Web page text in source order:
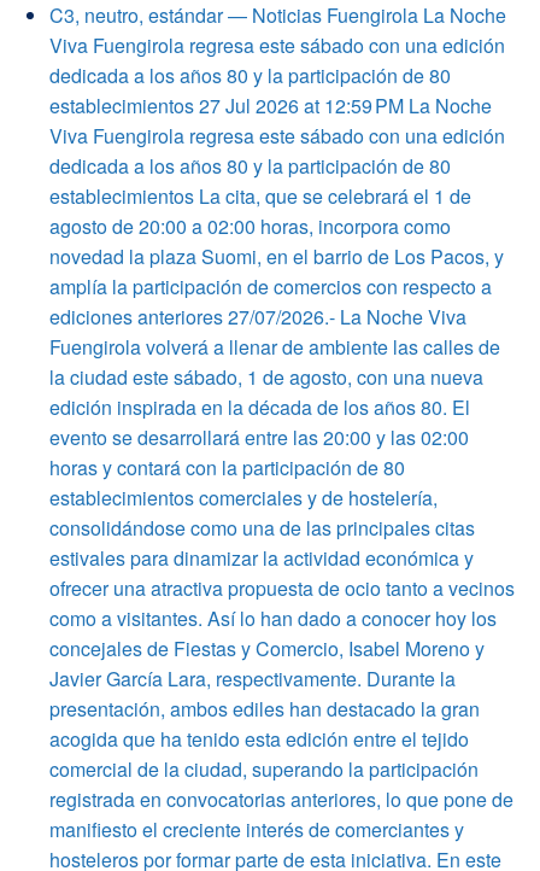
C3, neutro, estándar — Noticias Fuengirola La Noche
Viva Fuengirola regresa este sábado con una edición
dedicada a los años 80 y la participación de 80
establecimientos 27 Jul 2026 at 12:59 PM La Noche
Viva Fuengirola regresa este sábado con una edición
dedicada a los años 80 y la participación de 80
establecimientos La cita, que se celebrará el 1 de
agosto de 20:00 a 02:00 horas, incorpora como
novedad la plaza Suomi, en el barrio de Los Pacos, y
amplía la participación de comercios con respecto a
ediciones anteriores 27/07/2026.- La Noche Viva
Fuengirola volverá a llenar de ambiente las calles de
la ciudad este sábado, 1 de agosto, con una nueva
edición inspirada en la década de los años 80. El
evento se desarrollará entre las 20:00 y las 02:00
horas y contará con la participación de 80
establecimientos comerciales y de hostelería,
consolidándose como una de las principales citas
estivales para dinamizar la actividad económica y
ofrecer una atractiva propuesta de ocio tanto a vecinos
como a visitantes. Así lo han dado a conocer hoy los
concejales de Fiestas y Comercio, Isabel Moreno y
Javier García Lara, respectivamente. Durante la
presentación, ambos ediles han destacado la gran
acogida que ha tenido esta edición entre el tejido
comercial de la ciudad, superando la participación
registrada en convocatorias anteriores, lo que pone de
manifiesto el creciente interés de comerciantes y
hosteleros por formar parte de esta iniciativa. En este